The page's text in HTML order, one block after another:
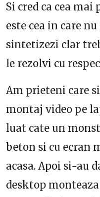
Si cred ca cea
este cea in care
sintetizezi clar
le rezolvi cu
Am prieteni care
montaj video pe
luat cate un
beton si cu ecran
acasa. Apoi si-au
desktop